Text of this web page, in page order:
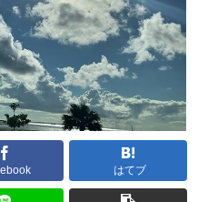
はてブ